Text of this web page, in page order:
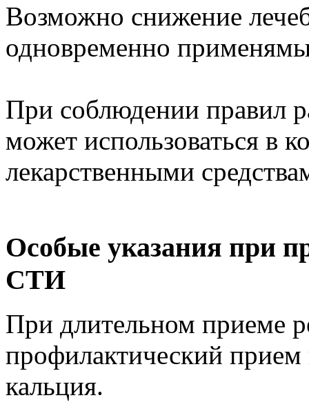
Возможно снижение
одновременно
При соблюдении правил
может использоваться в
лекарственными
Особые указания при
СТИ
При длительном приеме
профилактический
кальция.